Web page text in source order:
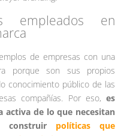
empleados en
de empresas con una
porque son sus propios
conocimiento público de las
compañías. Por eso, es
activa de lo que necesitan
construir políticas que